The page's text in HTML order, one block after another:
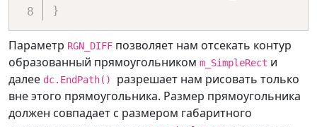
}
Параметр RGN_DIFF позволяет нам отсекать контур
образованный прямоугольником m_SimpleRect и
далее dc.EndPath() разрешает нам рисовать только
вне этого прямоугольника. Размер прямоугольника
должен совпадает с размером габаритного